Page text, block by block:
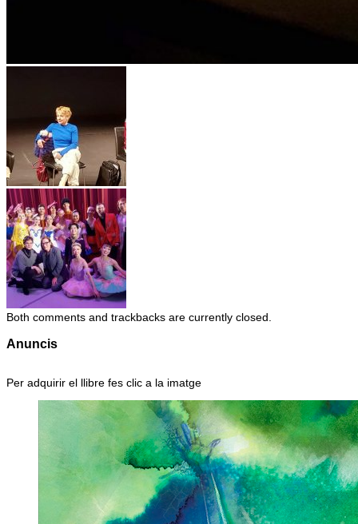
Both comments and trackbacks are currently closed.
Anuncis
Per adquirir el llibre fes clic a la imatge